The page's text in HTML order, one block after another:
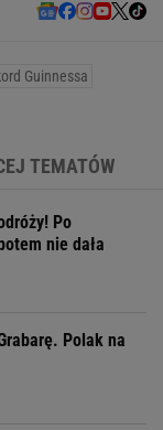
Guinnessa
TEMATÓW
Po
nie dała
Polak na